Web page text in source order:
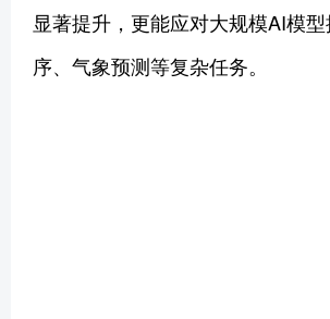
显著提升，更能应对大规模AI模
序、气象预测等复杂任务。